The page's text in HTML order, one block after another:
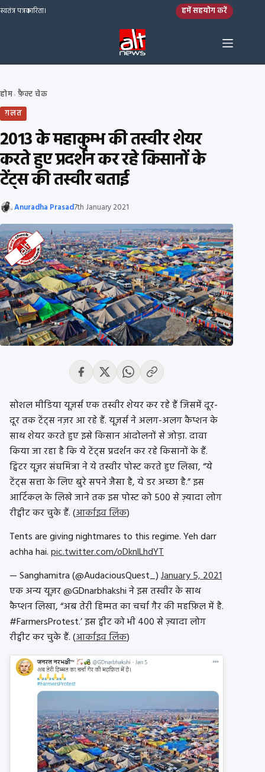
Skip to content
स्वतंत्र पत्रकारिता। हमें सहयोग करें
होम› फ़ैक्ट चेक
ग़लत
2013 के महाकुम्भ की तस्वीर शेयर
करते हुए प्रदर्शन कर रहे किसानों के
टेंट्स की तस्वीर बताई
Anuradha Prasad7th January 2021
सोशल मीडिया यूज़र्स एक तस्वीर शेयर कर रहे हैं जिसमें दूर-
दूर तक टेंट्स नज़र आ रहे हैं. यूज़र्स ने अलग-अलग कैप्शन के
साथ शेयर करते हुए इसे किसान आंदोलनों से जोड़ा. दावा
किया जा रहा है कि ये टेंट्स प्रदर्शन कर रहे किसानों के हैं.
ट्विटर यूज़र संघमित्रा ने ये तस्वीर पोस्ट करते हुए लिखा, “ये
टेंट्स सत्ता के लिए बुरे सपने जैसा है, ये डर अच्छा है.” इस
आर्टिकल के लिखे जाने तक इस पोस्ट को 500 से ज़्यादा लोग
रीट्वीट कर चुके हैं. (आर्काइव लिंक)
Tents are giving nightmares to this regime. Yeh darr
achha hai.pic.twitter.com/oDknlLhdYT
— Sanghamitra (@AudaciousQuest_)January 5, 2021
एक अन्य यूज़र @GDnarbhakshi ने इस तस्वीर के साथ
कैप्शन लिखा, “अब तेरी हिम्मत का चर्चा गैर की महफ़िल में है.
#FarmersProtest.’ इस ट्वीट को भी 400 से ज़्यादा लोग
रीट्वीट कर चुके हैं. (आर्काइव लिंक)